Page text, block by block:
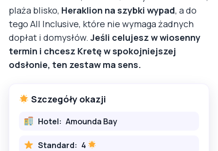
plaża blisko, Heraklion na szybki wypad, a do
tego All Inclusive, które nie wymaga żadnych
dopłat i domysłów.Jeśli celujesz w wiosenny
termin i chcesz Kretę w spokojniejszej
odsłonie, ten zestaw ma sens.
Szczegóły okazji
Hotel: Amounda Bay
Standard: 4